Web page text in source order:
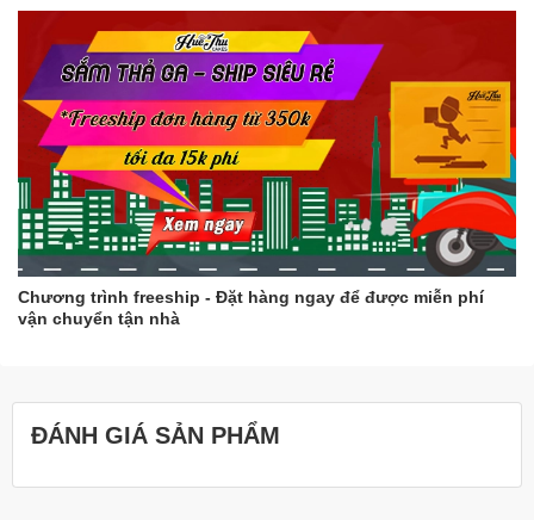
Chương trình freeship - Đặt hàng ngay để được miễn phí
vận chuyển tận nhà
ĐÁNH GIÁ SẢN PHẨM